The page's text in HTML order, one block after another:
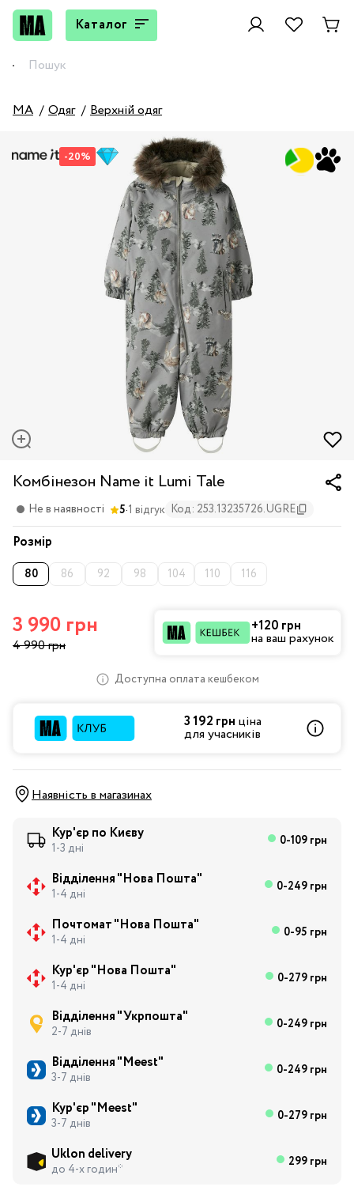
Каталог
MA Одяг Верхній одяг
-20%
Комбінезон Name it Lumi Tale
Не в наявності 5·1 відгук Код: 253.13235726.UGRE
Розмір
80 86 92 98 104 110 116
3 990 грн
4 990 грн
+120 грн
на ваш рахунок
Доступна оплата кешбеком
3 192 грн ціна
для учасників
Наявність в магазинах
Кур'єр по Києву
1-3 дні 0-109 грн
Відділення "Нова Пошта"
1-4 дні 0-249 грн
Почтомат "Нова Пошта"
1-4 дні 0-95 грн
Кур'єр "Нова Пошта"
1-4 дні 0-279 грн
Відділення "Укрпошта"
2-7 днів 0-249 грн
Відділення "Meest"
3-7 днів 0-249 грн
Кур'єр "Meest"
3-7 днів 0-279 грн
Uklon delivery
до 4-х годин* 299 грн